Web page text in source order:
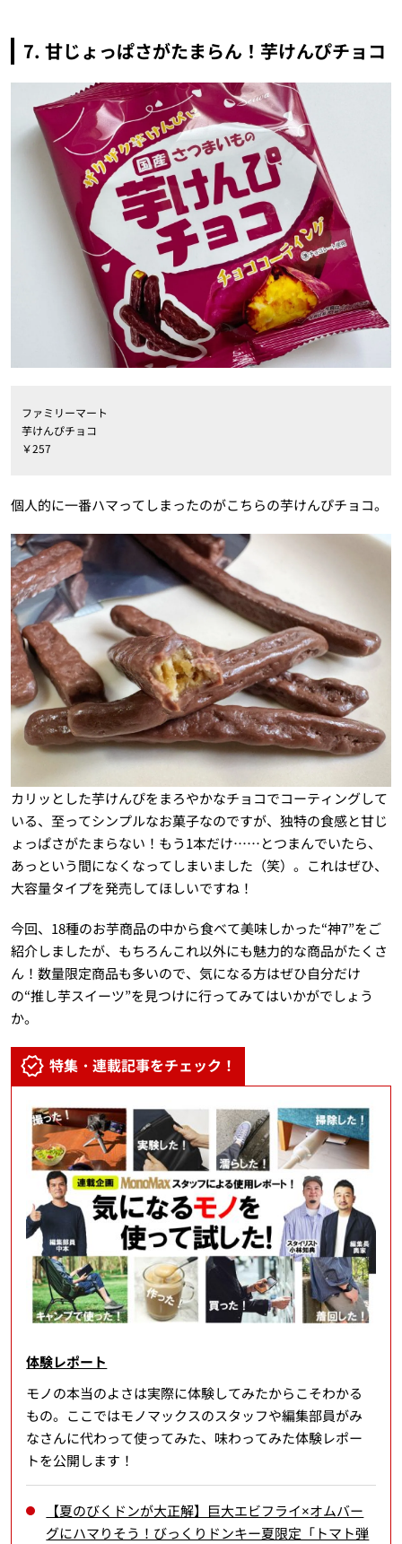
7. 甘じょっぱさがたまらん！芋けんぴチョコ
ファミリーマート
芋けんぴチョコ
￥257
個人的に一番ハマってしまったのがこちらの芋けんぴチョコ。
カリッとした芋けんぴをまろやかなチョコでコーティングして
いる、至ってシンプルなお菓子なのですが、独特の食感と甘じ
ょっぱさがたまらない！もう1本だけ……とつまんでいたら、
あっという間になくなってしまいました（笑）。これはぜひ、
大容量タイプを発売してほしいですね！
今回、18種のお芋商品の中から食べて美味しかった“神7”をご
紹介しましたが、もちろんこれ以外にも魅力的な商品がたくさ
ん！数量限定商品も多いので、気になる方はぜひ自分だけ
の“推し芋スイーツ”を見つけに行ってみてはいかがでしょう
か。
特集・連載記事をチェック！
体験レポート
モノの本当のよさは実際に体験してみたからこそわかる
もの。ここではモノマックスのスタッフや編集部員がみ
なさんに代わって使ってみた、味わってみた体験レポー
トを公開します！
【夏のびくドンが大正解】巨大エビフライ×オムバー
グにハマりそう！びっくりドンキー夏限定「トマト弾